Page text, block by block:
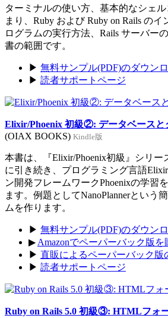
ターミナルの使い方、基本的なシェ
まり、Ruby および Ruby on Rails の
ログラムの実行方法、Rails サーバー
書の範囲です。
▶ 無料サンプル(PDF)のダウン
▶ 読者サポートページ
Elixir/Phoenix 初級②: データベースと
(OIAX BOOKS) Kindle版
本書は、『Elixir/Phoenix初級』シリー
に引き続き、プログラミング言語
ン開発フレームワークPhoenixの学習
ます。例題としてNanoPlannerという
ムを作ります。
▶ 無料サンプル(PDF)のダウン
▶ Amazonでペーパーバック版を
▶ 直販によるペーパーバック版
▶ 読者サポートページ
Ruby on Rails 5.0 初級③: HTMLフォ